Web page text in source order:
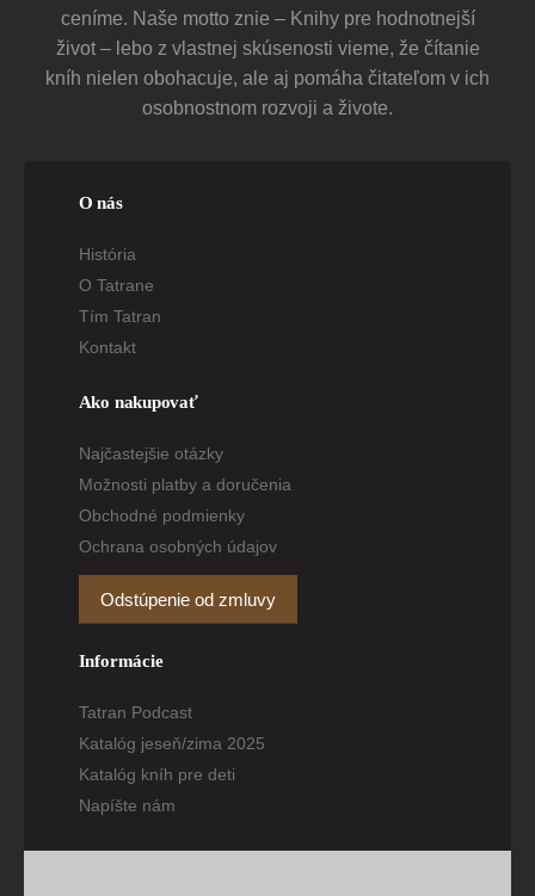
ceníme. Naše motto znie – Knihy pre hodnotnejší
život – lebo z vlastnej skúsenosti vieme, že čítanie
kníh nielen obohacuje, ale aj pomáha čitateľom v ich
osobnostnom rozvoji a živote.
O nás
História
O Tatrane
Tím Tatran
Kontakt
Ako nakupovať
Najčastejšie otázky
Možnosti platby a doručenia
Obchodné podmienky
Ochrana osobných údajov
Odstúpenie od zmluvy
Informácie
Tatran Podcast
Katalóg jeseň/zima 2025
Katalóg kníh pre deti
Napíšte nám